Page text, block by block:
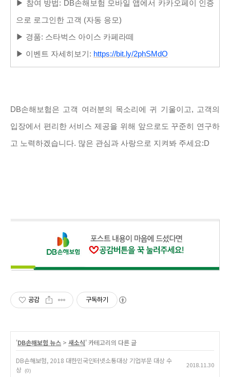
▶ 참여 방법: DB손해보험 모바일 앱에서 카카오페이 인증
으로 로그인한 고객 (자동 응모)
▶ 경품: 스타벅스 아이스 카페라떼
▶ 이벤트 자세히보기: https://bit.ly/2phSMdO
DB손해보험은 고객 여러분의 목소리에 귀 기울이고, 고객의
입장에서 편리한 서비스 제공을 위해 앞으로도 꾸준히 연구하
고 노력하겠습니다. 많은 관심과 사랑으로 지켜봐 주세요:D
공감 구독하기
'DB손해보험 뉴스 > 새소식' 카테고리의 다른 글
DB손해보험, 2018 대한민국인터넷소통대상 기업부문 대상 수
상 (0)
2018.11.30